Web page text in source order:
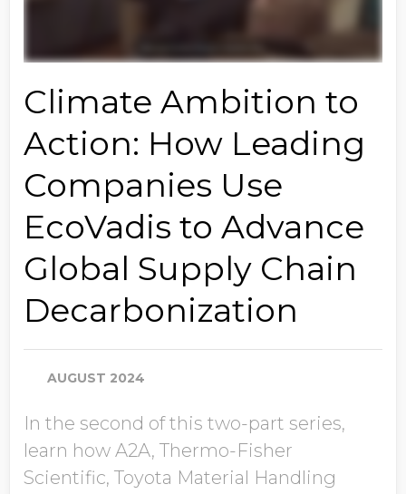
Climate Ambition to
Action: How Leading
Companies Use
EcoVadis to Advance
Global Supply Chain
Decarbonization
AUGUST 2024
In the second of this two-part series,
learn how A2A, Thermo-Fisher
Scientific, Toyota Material Handling